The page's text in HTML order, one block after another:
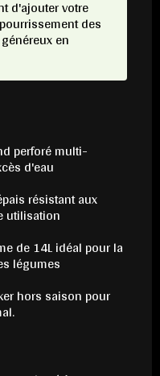
d'ajouter votre
des
en
perforé multi-
d'eau
résistant aux
utilisation
de 14L idéal pour la
légumes
hors saison pour